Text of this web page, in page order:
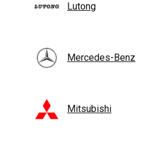
Lutong
Mercedes-Benz
Mitsubishi